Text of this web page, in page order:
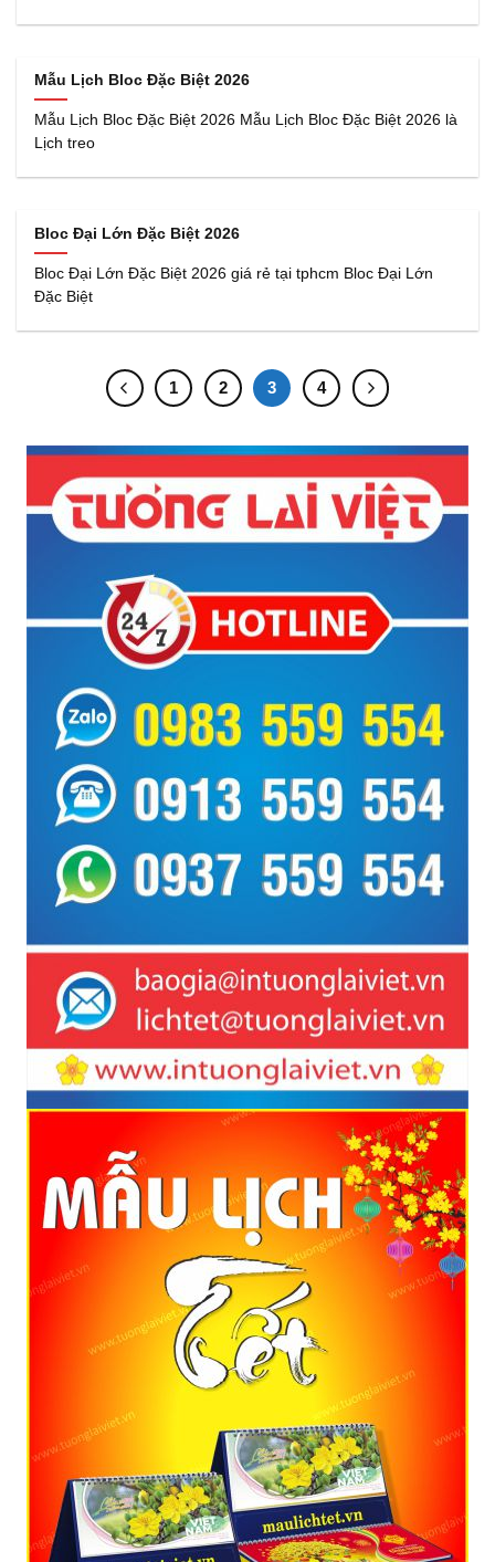
Mẫu Lịch Bloc Đặc Biệt 2026
Mẫu Lịch Bloc Đặc Biệt 2026 Mẫu Lịch Bloc Đặc Biệt 2026 là
Lịch treo
Bloc Đại Lớn Đặc Biệt 2026
Bloc Đại Lớn Đặc Biệt 2026 giá rẻ tại tphcm Bloc Đại Lớn
Đặc Biệt
1 2 3 4